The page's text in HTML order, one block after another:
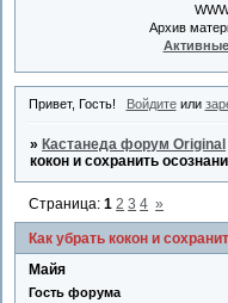
Архив
Привет, Гость! Войдитеили
» Кастанеда форум Original
кокон и сохранить
Как убрать кокон и
Страница:1 2 3 4 »
Майя
Гость форума